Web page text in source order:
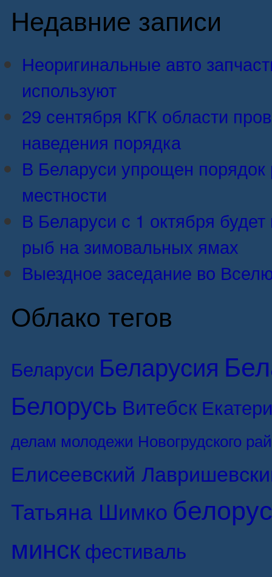
Недавние записи
Неоригинальные авто
используют
29 сентября КГК области
наведения порядка
В Беларуси упрощен порядок
местности
В Беларуси с 1 октября
рыб на зимовальных ямах
Выездное заседание во
Облако тегов
Беларуси Беларусия
Белорусь Витебск
делам молодежи Новогрудского
Елисеевский
Татьяна Шимко
минскфестиваль